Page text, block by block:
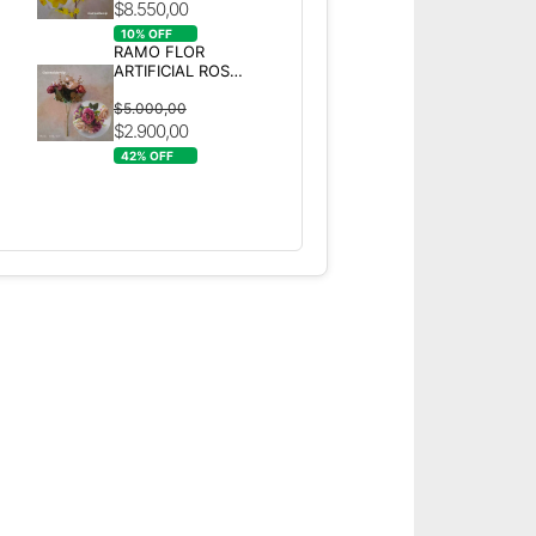
$8.550,00
10% OFF
RAMO FLOR
ARTIFICIAL ROSA
$2.900,00
$5.000,00
42% OFF